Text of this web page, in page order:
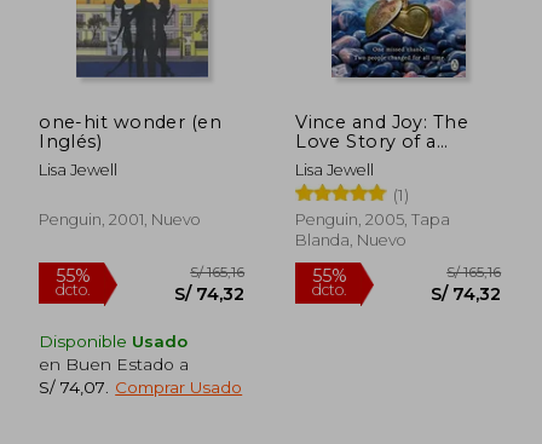
55% 55%
one-hit wonder (en
Inglés)
Lisa Jewell
Penguin, 2001, Nuevo
Disponible Usado
en Buen Estado a
S/ 74,07
Comprar Usado
Vince and Joy: The
Love Story of a
Lifetime (en Inglés)
Lisa Jewell
(1)
Penguin, 2005, Tapa
Blanda, Nuevo